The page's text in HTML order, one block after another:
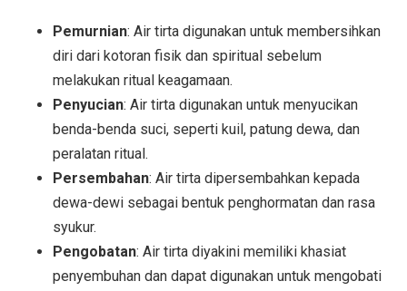
Pemurnian: Air tirta digunakan untuk membersihkan
diri dari kotoran fisik dan spiritual sebelum
melakukan ritual keagamaan.
Penyucian: Air tirta digunakan untuk menyucikan
benda-benda suci, seperti kuil, patung dewa, dan
peralatan ritual.
Persembahan: Air tirta dipersembahkan kepada
dewa-dewi sebagai bentuk penghormatan dan rasa
syukur.
Pengobatan: Air tirta diyakini memiliki khasiat
penyembuhan dan dapat digunakan untuk mengobati